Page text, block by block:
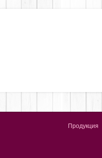
Продукция